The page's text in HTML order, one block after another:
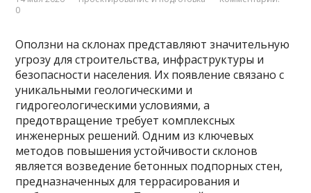
0
Оползни на склонах представляют значительную
угрозу для строительства, инфраструктуры и
безопасности населения. Их появление связано с
уникальными геологическими и
гидрогеологическими условиями, а
предотвращение требует комплексных
инженерных решений. Одним из ключевых
методов повышения устойчивости склонов
является возведение бетонных подпорных стен,
предназначенных для террасирования и